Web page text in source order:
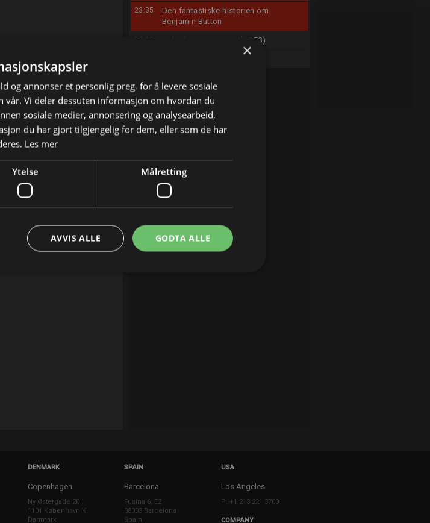
behov for en
og okkuperer doen i
på
er helt på vidda.
E-mail
23:35
Den fantastiske historien om
Benjamin Button
03:05 Naked Attraction UK (S7 E3)
DENMARK
Copenhagen
Ny Østergade 20
1101 København K
Danmark
SPAIN
Barcelona
Fusina 6, E2
08003 Barcelona
Spain
USA
Los Angeles
P: +1 213 221 3700
COMPANY
×
og annonser et personlig preg, for å levere sosiale
Vi deler dessuten informasjon om hvordan du
sosiale medier, annonsering og analysearbeid,
du har gjort tilgjengelig for dem, eller som de har
Les mer
Ytelse Målretting
GODTA ALLE
AVVIS ALLE